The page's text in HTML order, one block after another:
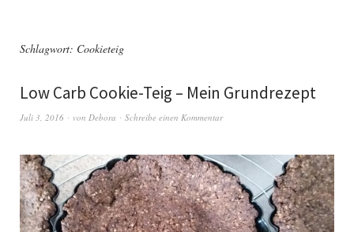
Schlagwort: Cookieteig
Low Carb Cookie-Teig – Mein Grundrezept
Juli 3, 2016 von Debora Schreibe einen Kommentar